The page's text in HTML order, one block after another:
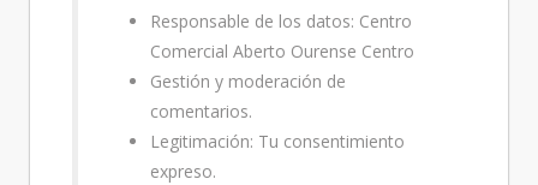
Responsable de los datos: Centro
Comercial Aberto Ourense Centro
Gestión y moderación de
comentarios.
Legitimación: Tu consentimiento
expreso.